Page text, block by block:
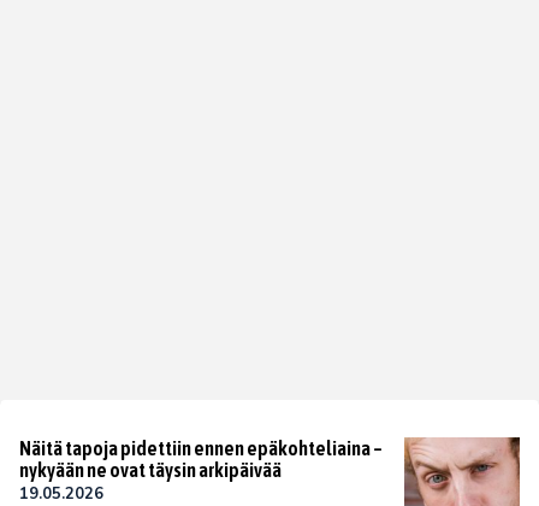
Näitä tapoja pidettiin ennen epäkohteliaina –
nykyään ne ovat täysin arkipäivää
19.05.2026